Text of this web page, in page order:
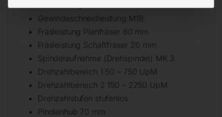
Gewindeschneidleistung M18
Fräsleistung Planfräser 80 mm
Fräsleistung Schaftfräser 20 mm
Spindelaufnahme (Drehspindel) MK 3
Drehzahlbereich 1 50 – 750 UpM
Drehzahlbereich 2 150 – 2250 UpM
Drehzahlstufen stufenlos
Pinolenhub 70 mm